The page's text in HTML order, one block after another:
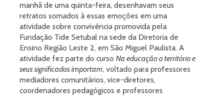
manhã de uma quinta-feira, desenhavam seus
retratos somados à essas emoções em uma
atividade sobre convivência promovida pela
Fundação Tide Setubal na sede da Diretoria de
Ensino Região Leste 2, em São Miguel Paulista. A
atividade fez parte do curso Na educação o território e
seus significados importam, voltado para professores
mediadores comunitários, vice-diretores,
coordenadores pedagógicos e professores